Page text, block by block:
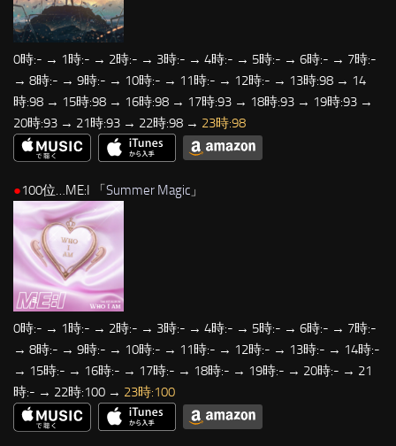
0時:- → 1時:- → 2時:- → 3時:- → 4時:- → 5時:- → 6時:- → 7時:-
→ 8時:- → 9時:- → 10時:- → 11時:- → 12時:- → 13時:98 → 14
時:98 → 15時:98 → 16時:98 → 17時:93 → 18時:93 → 19時:93 →
20時:93 → 21時:93 → 22時:98 → 23時:98
●100位…ME:I 「Summer Magic 」
0時:- → 1時:- → 2時:- → 3時:- → 4時:- → 5時:- → 6時:- → 7時:-
→ 8時:- → 9時:- → 10時:- → 11時:- → 12時:- → 13時:- → 14時:-
→ 15時:- → 16時:- → 17時:- → 18時:- → 19時:- → 20時:- → 21
時:- → 22時:100 → 23時:100